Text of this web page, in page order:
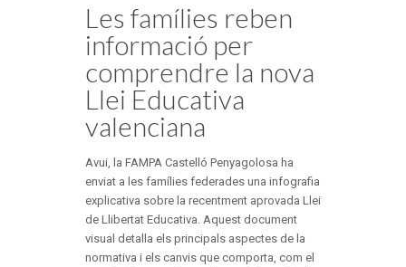
Les famílies reben
informació per
comprendre la nova
Llei Educativa
valenciana
Avui, la FAMPA Castelló Penyagolosa ha
enviat a les famílies federades una infografia
explicativa sobre la recentment aprovada Llei
de Llibertat Educativa. Aquest document
visual detalla els principals aspectes de la
normativa i els canvis que comporta, com el